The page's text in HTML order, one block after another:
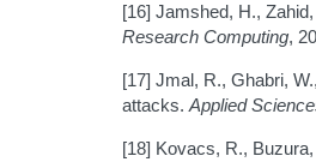
[16] Jamshed, H.,
Research Computing,
[17] Jmal, R., Ghabri,
attacks. Applied
[18] Kovacs, R.,